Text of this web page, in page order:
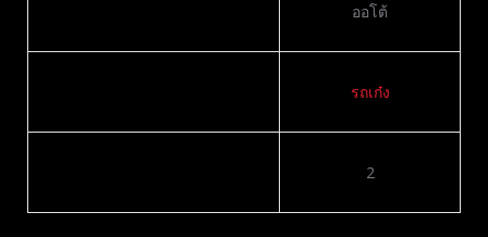
ออโต้
รถเก๋ง
2